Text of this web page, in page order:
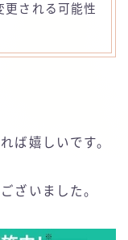
更される可能性
ば嬉しいです。
ざいました。